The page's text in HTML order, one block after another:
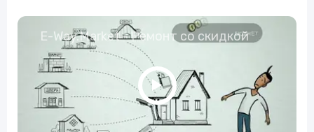
E-Way.Market - Ремонт со скидкой